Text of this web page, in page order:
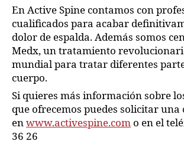
En Active Spine contamos con
cualificados para acabar
dolor de espalda. Además somos
Medx, un tratamiento
mundial para tratar diferentes
cuerpo.
Si quieres más información sobre
que ofrecemos puedes solicitar una
enwww.activespine.com o en el
36 26